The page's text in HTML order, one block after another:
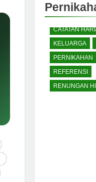
CATATAN
KELUARGA
PERNIKAHAN
REFERENSI
RENUNGAN